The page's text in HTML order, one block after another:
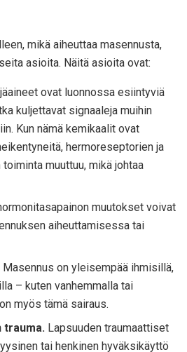
mikä aiheuttaa masennusta,
asioita. Näitä asioita ovat:
ovat luonnossa esiintyviä
kuljettavat signaaleja muihin
Kun nämä kemikaalit ovat
hermoreseptorien ja
muuttuu, mikä johtaa
muutokset voivat
aiheuttamisessa tai
Masennus on yleisempää ihmisillä,
– kuten vanhemmalla tai
myös tämä sairaus.
trauma. Lapsuuden traumaattiset
tai henkinen hyväksikäyttö